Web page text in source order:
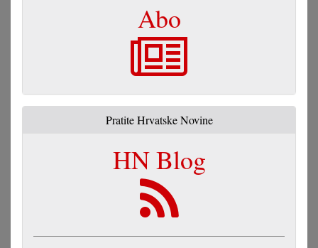
Abo
Pratite Hrvatske Novine
HN Blog